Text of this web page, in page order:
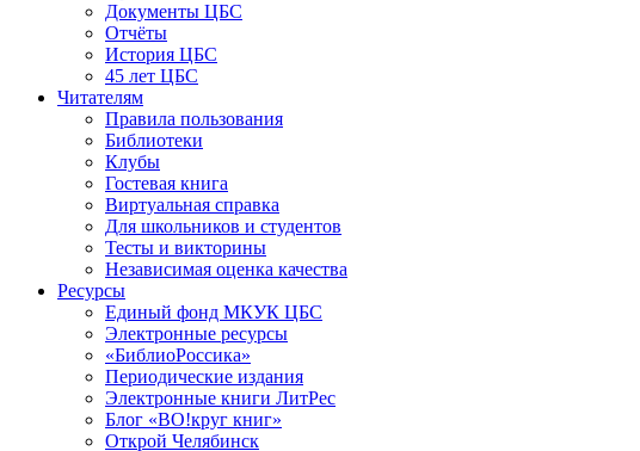
Документы ЦБС
Отчёты
История ЦБС
45 лет ЦБС
Читателям
Правила пользования
Библиотеки
Клубы
Гостевая книга
Виртуальная справка
Для школьников и студентов
Тесты и викторины
Независимая оценка качества
Ресурсы
Единый фонд МКУК ЦБС
Электронные ресурсы
«БиблиоРоссика»
Периодические издания
Электронные книги ЛитРес
Блог «ВО!круг книг»
Открой Челябинск